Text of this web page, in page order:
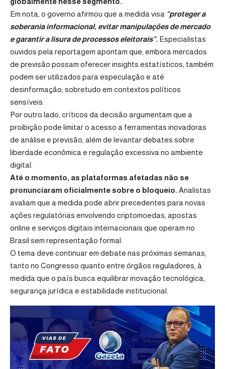
Em nota, o governo afirmou que a medida visa “proteger a
soberania informacional, evitar manipulações de mercado
e garantir a lisura de processos eleitorais”. Especialistas
ouvidos pela reportagem apontam que, embora mercados
de previsão possam oferecer insights estatísticos, também
podem ser utilizados para especulação e até
desinformação, sobretudo em contextos políticos
sensíveis.
Por outro lado, críticos da decisão argumentam que a
proibição pode limitar o acesso a ferramentas inovadoras
de análise e previsão, além de levantar debates sobre
liberdade econômica e regulação excessiva no ambiente
digital.
Até o momento, as plataformas afetadas não se
pronunciaram oficialmente sobre o bloqueio. Analistas
avaliam que a medida pode abrir precedentes para novas
ações regulatórias envolvendo criptomoedas, apostas
online e serviços digitais internacionais que operam no
Brasil sem representação formal.
O tema deve continuar em debate nas próximas semanas,
tanto no Congresso quanto entre órgãos reguladores, à
medida que o país busca equilibrar inovação tecnológica,
segurança jurídica e estabilidade institucional.